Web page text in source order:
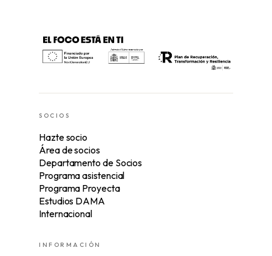
SOCIOS
Hazte socio
Área de socios
Departamento de Socios
Programa asistencial
Programa Proyecta
Estudios DAMA
Internacional
INFORMACIÓN